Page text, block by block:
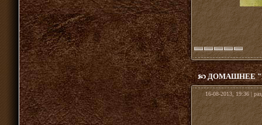
ДОМАШНЕЕ
16-08-2013, 19:36 |